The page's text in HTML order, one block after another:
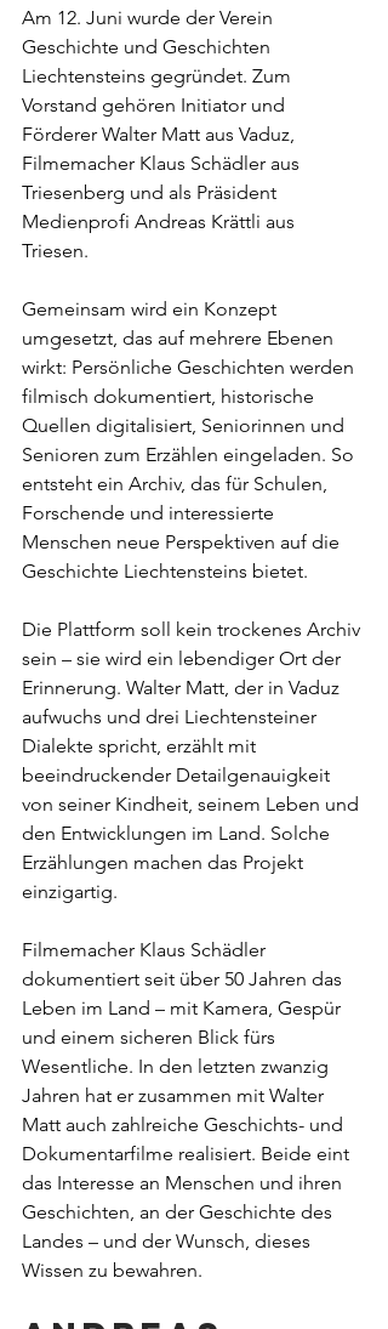
Am 12. Juni wurde der Verein
Geschichte und Geschichten
Liechtensteins gegründet. Zum
Vorstand gehören Initiator und
Förderer Walter Matt aus Vaduz,
Filmemacher Klaus Schädler aus
Triesenberg und als Präsident
Medienprofi Andreas Krättli aus
Triesen.
Gemeinsam wird ein Konzept
umgesetzt, das auf mehrere Ebenen
wirkt: Persönliche Geschichten werden
filmisch dokumentiert, historische
Quellen digitalisiert, Seniorinnen und
Senioren zum Erzählen eingeladen. So
entsteht ein Archiv, das für Schulen,
Forschende und interessierte
Menschen neue Perspektiven auf die
Geschichte Liechtensteins bietet.
Die Plattform soll kein trockenes Archiv
sein – sie wird ein lebendiger Ort der
Erinnerung. Walter Matt, der in Vaduz
aufwuchs und drei Liechtensteiner
Dialekte spricht, erzählt mit
beeindruckender Detailgenauigkeit
von seiner Kindheit, seinem Leben und
den Entwicklungen im Land. Solche
Erzählungen machen das Projekt
einzigartig.
Filmemacher Klaus Schädler
dokumentiert seit über 50 Jahren das
Leben im Land – mit Kamera, Gespür
und einem sicheren Blick fürs
Wesentliche. In den letzten zwanzig
Jahren hat er zusammen mit Walter
Matt auch zahlreiche Geschichts- und
Dokumentarfilme realisiert. Beide eint
das Interesse an Menschen und ihren
Geschichten, an der Geschichte des
Landes – und der Wunsch, dieses
Wissen zu bewahren.